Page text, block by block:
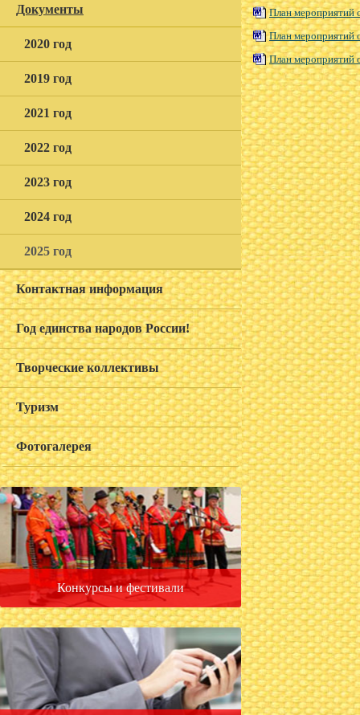
Документы
2020 год
2019 год
2021 год
2022 год
2023 год
2024 год
2025 год
Контактная информация
Год единства народов России!
Творческие коллективы
Туризм
Фотогалерея
Конкурсы и фестивали
План мероприятий
План мероприятий
План мероприятий